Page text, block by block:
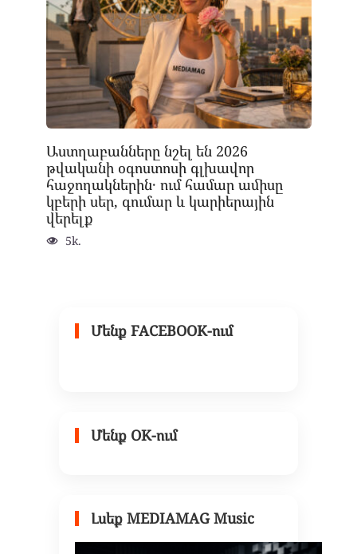
Աստղաբանները նշել են 2026
թվականի օգոստոսի գլխավոր
հաջողակներին․ ում համար ամիսը
կբերի սեր, գումար և կարիերային
վերելք
5k.
Մենք FACEBOOK-ում
Մենք OK-ում
Լսեք MEDIAMAG Music